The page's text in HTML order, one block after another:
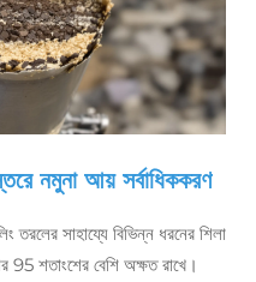
নমুনা আয় সর্বাধিককরণ
তরলের সাহায্যে বিভিন্ন ধরনের শিলা
95 শতাংশের বেশি অক্ষত রাখে।